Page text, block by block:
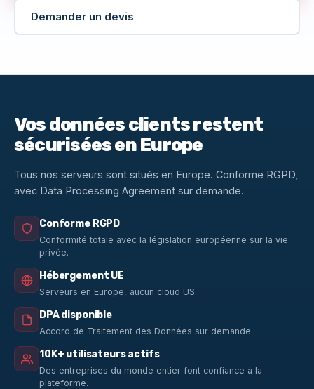
Demander un devis
Vos données clients restent
sécurisées en Europe
Tous nos serveurs sont situés en Europe. Conforme RGPD,
avec Data Processing Agreement sur demande.
Conforme RGPD
Conformité totale avec la législation européenne sur la vie
privée.
Hébergement UE
Serveurs en Europe, aucun cloud US.
DPA disponible
Accord de Traitement des Données sur demande.
10K+ utilisateurs actifs
Des entreprises du monde entier font confiance à la
plateforme.